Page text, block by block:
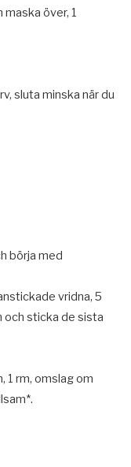
över, 1
sluta minska när du
börja med
vridna, 5
och sticka de sista
1 rm, omslag om